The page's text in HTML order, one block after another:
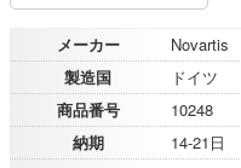
メーカー
Novartis
製造国
ドイツ
商品番号
10248
納期
14-21日